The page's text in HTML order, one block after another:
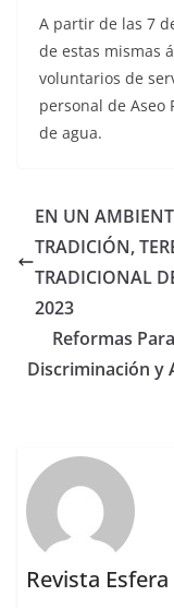
A partir de las 7
de estas mismas
voluntarios de
personal de
de agua.
EN UN
TRADICIÓN,
TRADICIONAL
2023
Reformas
Discriminación y
Revista Esfera